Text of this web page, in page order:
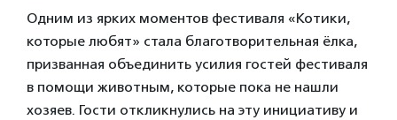
Одним из ярких моментов фестиваля «Котики,
которые любят» стала благотворительная ёлка,
призванная объединить усилия гостей фестиваля
в помощи животным, которые пока не нашли
хозяев. Гости откликнулись на эту инициативу и